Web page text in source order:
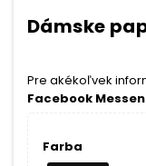
Dámske
Pre akékoľvek
Facebook
Farba